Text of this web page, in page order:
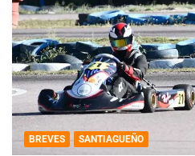
BREVES SANTIAGUEÑO